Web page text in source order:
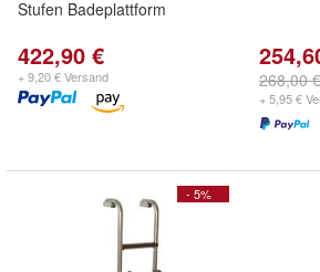
Stufen Badeplattform
422,90 €
+ 9,20 € Versand 268,00 €
+ 5,95 €
- 5%